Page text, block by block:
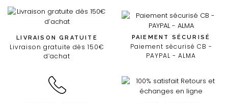
LIVRAISON GRATUITE
Livraison gratuite dès 150€
d’achat
PAIEMENT SÉCURISÉ
Paiement sécurisé CB -
PAYPAL - ALMA